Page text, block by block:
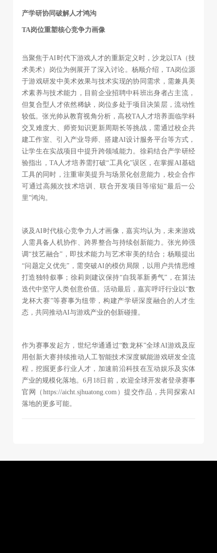
产学研协同破解人才鸿沟
TA岗位重塑核心竞争力画像
当聚焦于AI时代下游戏人才的重新定义时，沙龙以TA（技
术美术）岗位为例展开了深入讨论。杨顺介绍，TA岗位源
于游戏研发中美术效果与技术实现的协同需求，需兼具美
术素养与技术能力，目前企业招聘中科班出身者占主流，
但复合型人才依然稀缺，岗位多处于项目决策层，流动性
较低。张光帅从教育视角分析，高校TA人才培养面临学科
交叉难度大、师资知识更新周期长等挑战，需通过校企共
建工作室、引入产业导师、搭建AI设计服务平台等方式，
让学生在实战项目中提升跨领域能力。徐莉结合产学研经
验指出，TA人才培养需打破“工具化”误区，在掌握AI基础
工具的同时，注重审美提升与场景化创意能力，校企合作
可通过高频次技术培训、联合开发项目等缩短“最后一公
里”鸿沟。
谈及AI时代核心竞争力人才画像，嘉宾均认为，未来游戏
人需具备人机协作、跨界整合与持续创新能力。张光帅强
调“技艺融合”，即技术能力与艺术审美的结合；杨顺提出
“问题定义优先”，需突破AI的模仿局限，以用户共情思维
打造独特叙事；徐莉则建议保持“自我革新勇气”，在算法
迭代中坚守人类创意价值。活动最后，嘉宾呼吁行业以“数
龙杯大赛”等赛事为纽带，构建产学研深度融合的人才生
态，共同推动AI与游戏产业的创新碰撞。
作为赛事发起方，世纪华通通过“数龙杯”全球AI游戏及应
用创新大赛持续推动人工智能技术深度赋能游戏研发全流
程，挖掘更多行业人才，加速前沿科技在互动娱乐及实体
产业的规模化落地。6月18日前，欢迎全球开发者登录赛事
官网（https://aicht.sjhuatong.com）提交作品，共同探索AI
落地的更多可能。